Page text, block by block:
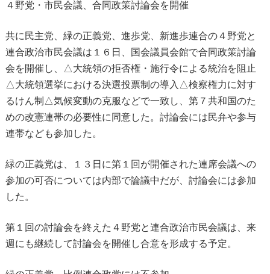
４野党・市民会議、合同政策討論会を開催
共に民主党、緑の正義党、進歩党、新進歩連合の４野党と
連合政治市民会議は１６日、国会議員会館で合同政策討論
会を開催し、△大統領の拒否権・施行令による統治を阻止
△大統領選挙における決選投票制の導入△検察権力に対す
るけん制△気候変動の克服などで一致し、第７共和国のた
めの改憲連帯の必要性に同意した。討論会には民弁や参与
連帯なども参加した。
緑の正義党は、１３日に第１回が開催された連席会議への
参加の可否については内部で論議中だが、討論会には参加
した。
第１回の討論会を終えた４野党と連合政治市民会議は、来
週にも継続して討論会を開催し合意を形成する予定。